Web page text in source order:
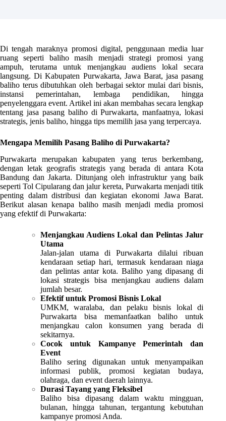
Di tengah maraknya promosi digital, penggunaan media luar
ruang seperti baliho masih menjadi strategi promosi yang
ampuh, terutama untuk menjangkau audiens lokal secara
langsung. Di Kabupaten Purwakarta, Jawa Barat, jasa pasang
baliho terus dibutuhkan oleh berbagai sektor mulai dari bisnis,
instansi pemerintahan, lembaga pendidikan, hingga
penyelenggara event. Artikel ini akan membahas secara lengkap
tentang jasa pasang baliho di Purwakarta, manfaatnya, lokasi
strategis, jenis baliho, hingga tips memilih jasa yang terpercaya.
Mengapa Memilih Pasang Baliho di Purwakarta?
Purwakarta merupakan kabupaten yang terus berkembang,
dengan letak geografis strategis yang berada di antara Kota
Bandung dan Jakarta. Ditunjang oleh infrastruktur yang baik
seperti Tol Cipularang dan jalur kereta, Purwakarta menjadi titik
penting dalam distribusi dan kegiatan ekonomi Jawa Barat.
Berikut alasan kenapa baliho masih menjadi media promosi
yang efektif di Purwakarta:
Menjangkau Audiens Lokal dan Pelintas Jalur
Utama
Jalan-jalan utama di Purwakarta dilalui ribuan
kendaraan setiap hari, termasuk kendaraan niaga
dan pelintas antar kota. Baliho yang dipasang di
lokasi strategis bisa menjangkau audiens dalam
jumlah besar.
Efektif untuk Promosi Bisnis Lokal
UMKM, waralaba, dan pelaku bisnis lokal di
Purwakarta bisa memanfaatkan baliho untuk
menjangkau calon konsumen yang berada di
sekitarnya.
Cocok untuk Kampanye Pemerintah dan
Event
Baliho sering digunakan untuk menyampaikan
informasi publik, promosi kegiatan budaya,
olahraga, dan event daerah lainnya.
Durasi Tayang yang Fleksibel
Baliho bisa dipasang dalam waktu mingguan,
bulanan, hingga tahunan, tergantung kebutuhan
kampanye promosi Anda.